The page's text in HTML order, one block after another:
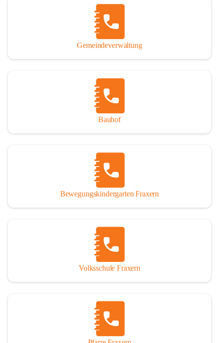
Gemeindeverwaltung
Bauhof
Bewegungskindergarten Fraxern
Volksschule Fraxern